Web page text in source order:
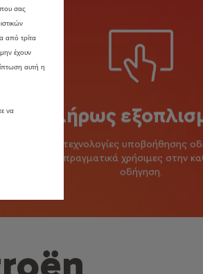
Πλήρως
Έως 20 τεχνολογίες υποβοήθησης
είναι πραγματικά χρήσιμες στην
οδήγηση.
που σας
από τρίτα
έχουν
αυτή η
να